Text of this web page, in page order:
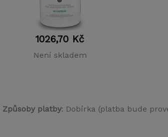
1026,70 Kč
Není skladem
Způsoby platby: Dobírka (platba bude